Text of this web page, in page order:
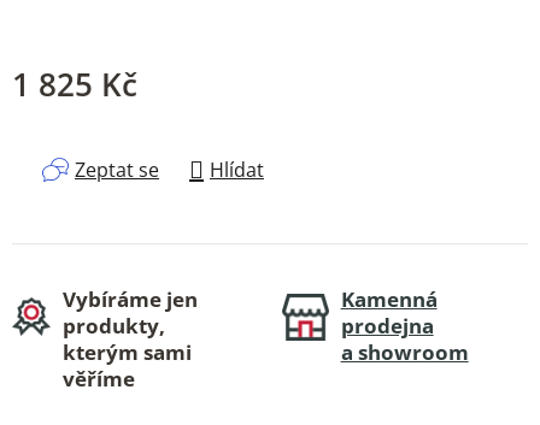
1 825 Kč
Zeptat se Hlídat
Vybíráme jen
produkty,
kterým sami
věříme
Kamenná
prodejna
a showroom